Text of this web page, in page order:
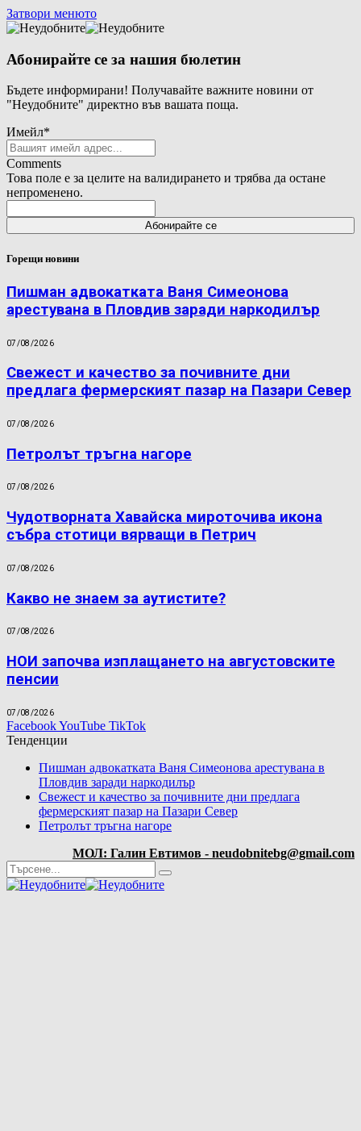
Затвори менюто
Абонирайте се за нашия бюлетин
Бъдете информирани! Получавайте важните новини от
"Неудобните" директно във вашата поща.
Имейл*
Comments
Това поле е за целите на валидирането и трябва да остане
непроменено.
Горещи новини
Пишман адвокатката Ваня Симеонова
арестувана в Пловдив заради наркодилър
07/08/2026
Свежест и качество за почивните дни
предлага фермерският пазар на Пазари Север
07/08/2026
Петролът тръгна нагоре
07/08/2026
Чудотворната Хавайска мироточива икона
събра стотици вярващи в Петрич
07/08/2026
Какво не знаем за аутистите?
07/08/2026
НОИ започва изплащането на августовските
пенсии
07/08/2026
FacebookYouTube TikTok
Тенденции
Пишман адвокатката Ваня Симеонова арестувана в
Пловдив заради наркодилър
Свежест и качество за почивните дни предлага
фермерският пазар на Пазари Север
Петролът тръгна нагоре
МОЛ: Галин Евтимов - neudobnitebg@gmail.com